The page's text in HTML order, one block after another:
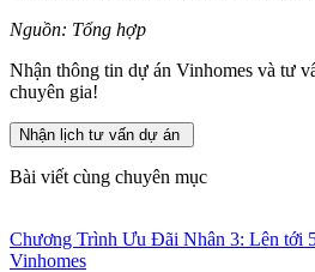
Nguồn: Tổng hợp
Nhận thông tin dự án Vinhomes và tư
chuyên gia!
Nhận lịch tư vấn dự án
Bài viết cùng chuyên mục
Chương Trình Ưu Đãi Nhân 3: Lên tới
Vinhomes